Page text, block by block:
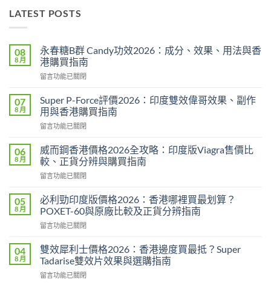
LATEST POSTS
08
8 月
永春糖B群 Candy功效2026：成分、效果、用法與香
港購買指南
在
春
糖
B
群
功
效
2026：
成
效
果、
法
香
港
購
留言功能已關閉
07
8 月
Super P-Force評價2026：印度雙效偉哥效果、副作
用與香港購買指南
在
P-
Force
評
價
印
度
效
哥
效
副
留言功能已關閉
06
8 月
威而鋼香港價格2026全攻略：印度版Viagra售價比
較、正貨分辨與購買指南
在
而
鋼
香
港
格
2026
攻
留言功能已關閉
05
8 月
必利勁印度版價格2026：香港哪裡買最划算？
POXET-60與原廠比較及正貨分辨指南
在
利
勁
印
度
留言功能已關閉
04
8 月
雙效犀利士價格2026：香港邊度買最抵？Super
Tadarise雙效片效果與選購指南
在
留言功能已關閉